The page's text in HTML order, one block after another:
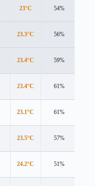
23°C 54%
23.3°C 56%
23.4°C 59%
23.4°C 61%
23.1°C 61%
23.5°C 57%
24.2°C 51%